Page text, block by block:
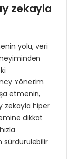
zekayla
yolu, veri
Yönetim
etmenin,
zekayla hiper
dikkat
sürdürülebilir